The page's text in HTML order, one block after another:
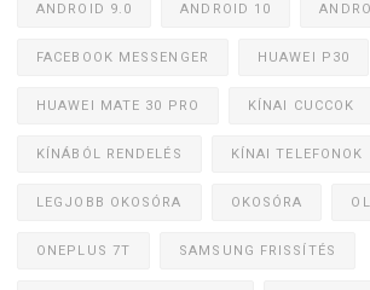
ANDROID 9.0 ANDROID 10
FACEBOOK MESSENGER HUAWEI P30
HUAWEI MATE 30 PRO KÍNAI CUCCOK
KÍNÁBÓL RENDELÉS KÍNAI TELEFONOK
LEGJOBB OKOSÓRA OKOSÓRA
ONEPLUS 7T SAMSUNG FRISSÍTÉS